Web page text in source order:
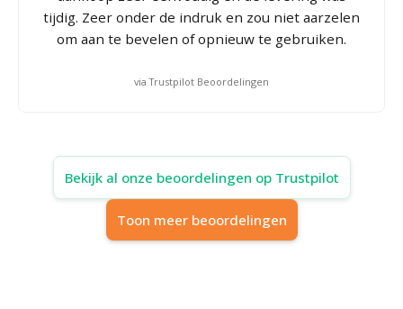
tijdig. Zeer onder de indruk en zou niet aarzelen
om aan te bevelen of opnieuw te gebruiken.
via Trustpilot Beoordelingen
Bekijk al onze beoordelingen op Trustpilot
Toon meer beoordelingen